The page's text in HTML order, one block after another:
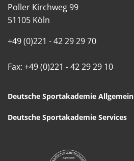
Poller Kirchweg 99
51105 Köln
+49 (0)221 - 42 29 29 70
Fax: +49 (0)221 - 42 29 29 10
Deutsche Sportakademie Allgemein
Deutsche Sportakademie Services